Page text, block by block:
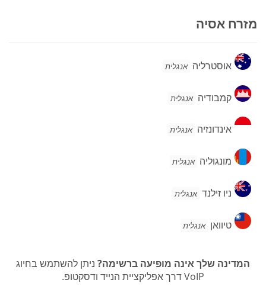
מזרח אסיה
אוסטרליה
אוסטרליה אנגלית
קמבודיה
קמבודיה אנגלית
אינדונזיה
אינדונזיה אנגלית
מונגוליה
מונגוליה אנגלית
ניו
זילנד
ניו זילנד אנגלית
טיוואן
טיוואן אנגלית
המדינה שלך אינה מופיעה ברשימה? ניתן להשתמש בחיוג
VoIP דרך אפליקציית הנייד ודסקטופ.